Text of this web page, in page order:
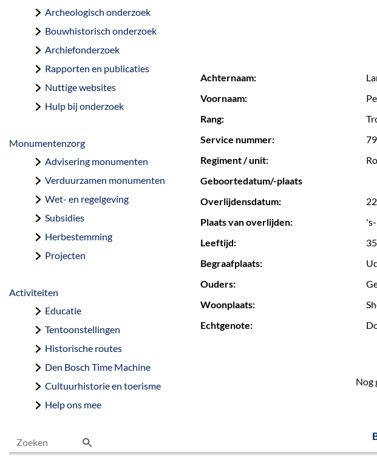
Archeologisch onderzoek
Bouwhistorisch onderzoek
Archiefonderzoek
Rapporten en publicaties
Nuttige websites
Hulp bij onderzoek
Monumentenzorg
Advisering monumenten
Verduurzamen monumenten
Wet- en regelgeving
Subsidies
Herbestemming
Projecten
Activiteiten
Educatie
Tentoonstellingen
Historische routes
Den Bosch Time Machine
Cultuurhistorie en toerisme
Help ons mee
Achternaam:
Voornaam:
Rang:
Service nummer:
Regiment / unit:
Geboortedatum/-plaats
Overlijdensdatum:
Plaats van overlijden:
Leeftijd:
35
Begraafplaats:
Ouders:
Woonplaats:
Echtgenote:
Nog